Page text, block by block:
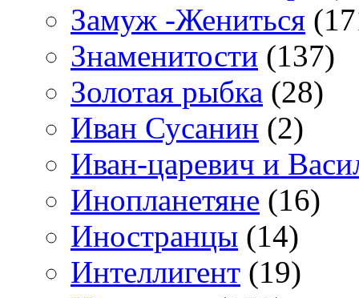
Замуж -Жениться
Знаменитости (137)
Золотая рыбка (28)
Иван Сусанин (2)
Иван-царевич и
Инопланетяне (16)
Иностранцы (14)
Интеллигент (19)